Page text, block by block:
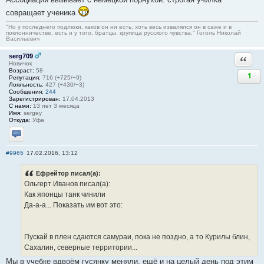
совращает ученика
"Но у последнего подлюки, каков он ни есть, хоть весь извалялся он в саже и в
поклонничестве, есть и у того, братцы, крупица русского чувства." Гоголь Николай
Васильевич
serg709
Новичок
Возраст: 58
Репутация: 716 (+725/−9)
Лояльность: 427 (+430/−3)
Сообщения: 244
Зарегистрирован: 17.04.2013
С нами: 13 лет 3 месяца
Имя: sergey
Откуда: Уфа
Отправить личное сообщение
1
#9965 17.02.2016, 13:12
Ефрейтор писал(а):
Ольгерт Иванов писал(а):
Как японцы танк чинили
Да-а-а... Показать им вот это:
Пускай в плен сдаются самураи, пока не поздно, а то Курилы блин,
Сахалин, северные территории...
Мы в учебке вдвоём гусянку меняли, ещё и на целый день под этим